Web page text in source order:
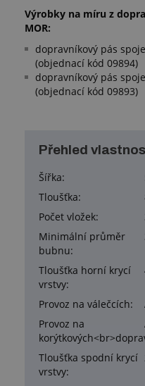
Výrobky na míru z
MOR:
dopravníkový pás
(objednací kód 09894)
dopravníkový pás
(objednací kód 09893)
Přehled
Šířka:
Tloušťka:
Počet vložek:
Minimální průměr
bubnu:
Tloušťka horní krycí
vrstvy:
Provoz na válečcích:
Provoz na
Tloušťka spodní krycí
vrstvy: